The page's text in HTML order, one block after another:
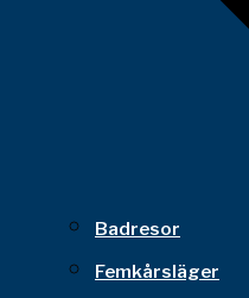
Badresor
Femkårsläger